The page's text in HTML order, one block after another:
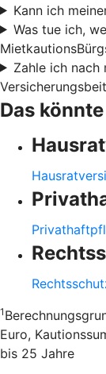
Kann ich
Was tue ich,
Zahle ich nach
Das
1
Euro,
bis 25 Jahre